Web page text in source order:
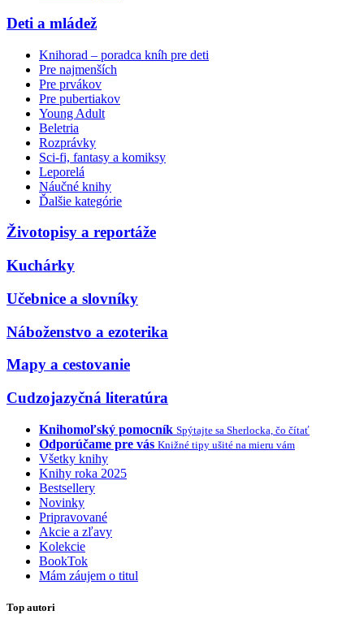
Deti a mládež
Knihorad – poradca kníh pre deti
Pre najmenších
Pre prvákov
Pre pubertiakov
Young Adult
Beletria
Rozprávky
Sci-fi, fantasy a komiksy
Leporelá
Náučné knihy
Ďalšie kategórie
Životopisy a reportáže
Kuchárky
Učebnice a slovníky
Náboženstvo a ezoterika
Mapy a cestovanie
Cudzojazyčná literatúra
Knihomoľský pomocník Spýtajte sa Sherlocka, čo čítať
Odporúčame pre vás Knižné tipy ušité na mieru vám
Všetky knihy
Knihy roka 2025
Bestsellery
Novinky
Pripravované
Akcie a zľavy
Kolekcie
BookTok
Mám záujem o titul
Top autori